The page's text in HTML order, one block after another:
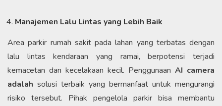
Manajemen Lalu Lintas yang Lebih Baik
Area parkir rumah sakit pada lahan yang terbatas dengan
lalu lintas kendaraan yang ramai, berpotensi terjadi
kemacetan dan kecelakaan kecil. Penggunaan AI camera
adalah solusi terbaik yang bermanfaat untuk mengurangi
risiko tersebut. Pihak pengelola parkir bisa membantu